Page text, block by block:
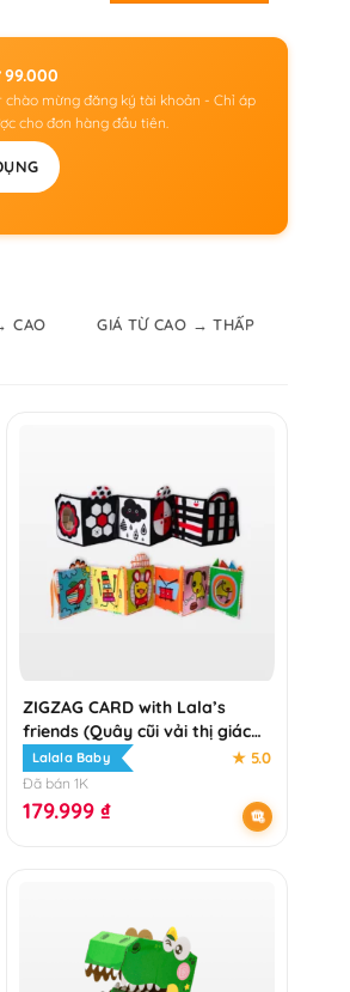
chào mừng đăng ký tài khoản - Chỉ áp
cho đơn hàng đầu tiên.
CAO GIÁ TỪ CAO → THẤP
ZIGZAG CARD with Lala’s
friends (Quây cũi vải thị giác
cho bé) – Kích Thích Giác Quan
Từ Những Tháng Đầu Đời
Lalala Baby ★ 5.0
Đã bán 1K
179.999 ₫